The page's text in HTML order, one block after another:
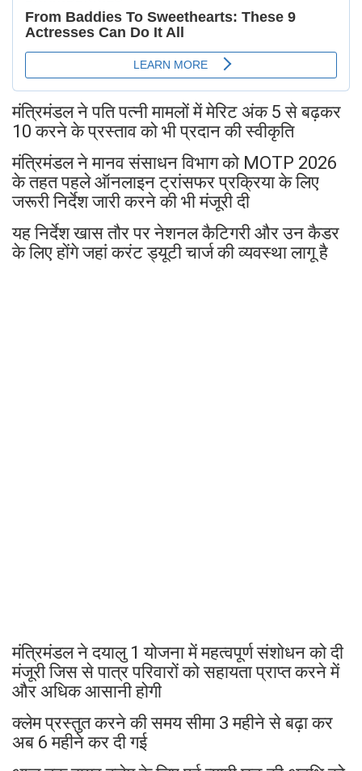
मंत्रिमंडल ने पति पत्नी मामलों में मेरिट अंक 5 से बढ़कर
10 करने के प्रस्ताव को भी प्रदान की स्वीकृति
मंत्रिमंडल ने मानव संसाधन विभाग को MOTP 2026
के तहत पहले ऑनलाइन ट्रांसफर प्रक्रिया के लिए
जरूरी निर्देश जारी करने की भी मंजूरी दी
यह निर्देश खास तौर पर नेशनल कैटिगरी और उन कैडर
के लिए होंगे जहां करंट ड्यूटी चार्ज की व्यवस्था लागू है
मंत्रिमंडल ने दयालु 1 योजना में महत्वपूर्ण संशोधन को दी
मंजूरी जिस से पात्र परिवारों को सहायता प्राप्त करने में
और अधिक आसानी होगी
क्लेम प्रस्तुत करने की समय सीमा 3 महीने से बढ़ा कर
अब 6 महीने कर दी गई